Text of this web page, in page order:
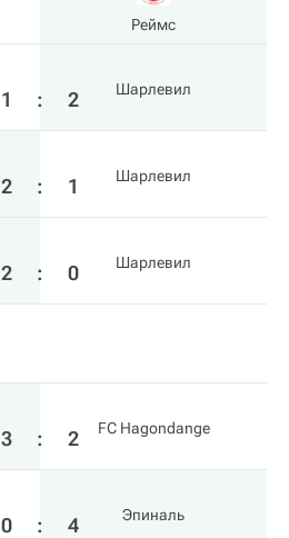
Реймс
1 : 2 Шарлевил
2 : 1 Шарлевил
2 : 0 Шарлевил
3 : 2 FC Hagondange
0 : 4 Эпиналь